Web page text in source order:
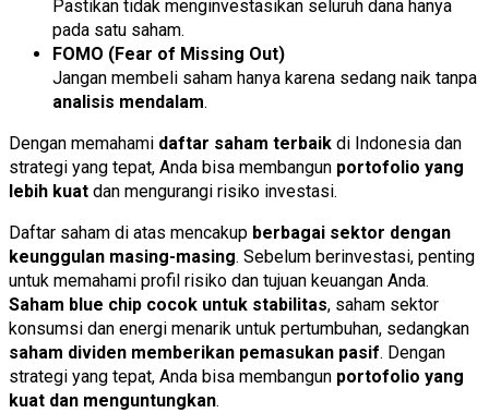
Pastikan tidak menginvestasikan seluruh dana hanya
pada satu saham.
FOMO (Fear of Missing Out)
Jangan membeli saham hanya karena sedang naik tanpa
analisis mendalam.
Dengan memahami daftar saham terbaik di Indonesia dan
strategi yang tepat, Anda bisa membangun portofolio yang
lebih kuat dan mengurangi risiko investasi.
Daftar saham di atas mencakup berbagai sektor dengan
keunggulan masing-masing. Sebelum berinvestasi, penting
untuk memahami profil risiko dan tujuan keuangan Anda.
Saham blue chip cocok untuk stabilitas, saham sektor
konsumsi dan energi menarik untuk pertumbuhan, sedangkan
saham dividen memberikan pemasukan pasif. Dengan
strategi yang tepat, Anda bisa membangun portofolio yang
kuat dan menguntungkan.